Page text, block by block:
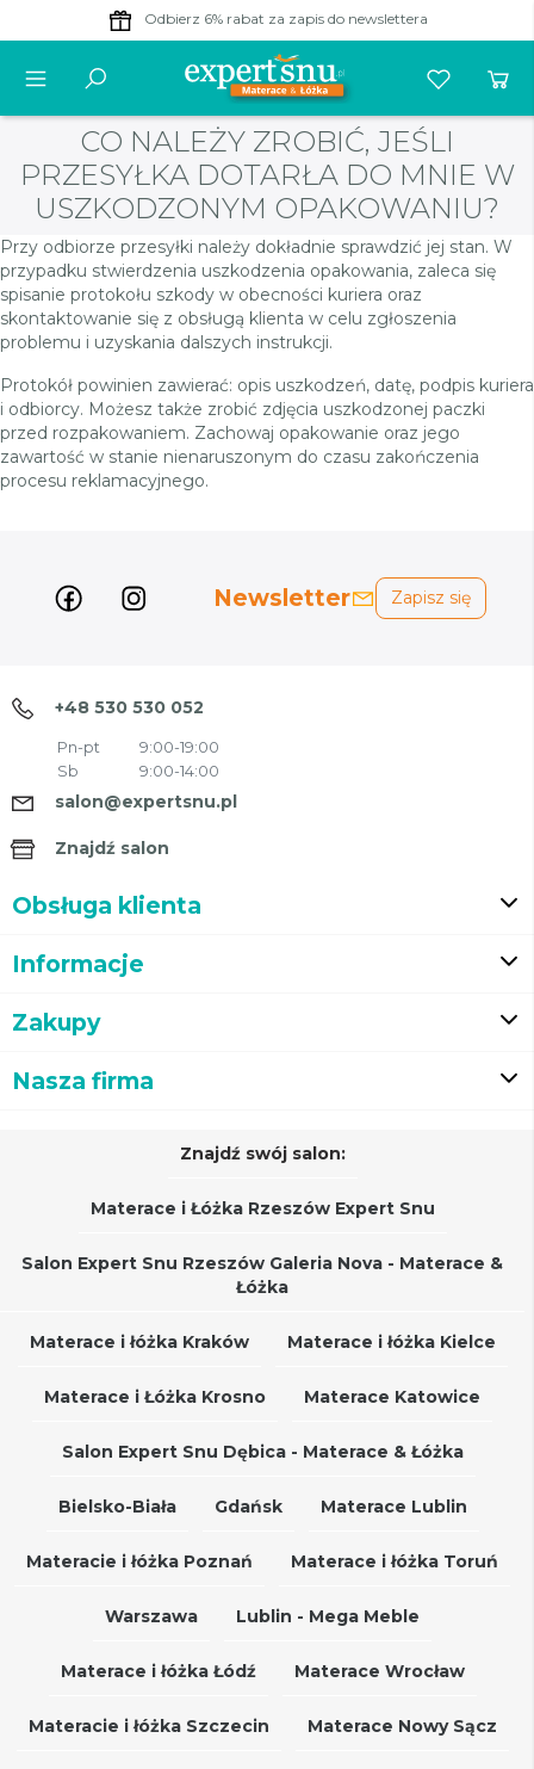
Odbierz 6% rabat za zapis do newslettera
CO NALEŻY ZROBIĆ, JEŚLI
PRZESYŁKA DOTARŁA DO MNIE W
USZKODZONYM OPAKOWANIU?
Przy odbiorze przesyłki należy dokładnie sprawdzić jej stan. W
przypadku stwierdzenia uszkodzenia opakowania, zaleca się
spisanie protokołu szkody w obecności kuriera oraz
skontaktowanie się z obsługą klienta w celu zgłoszenia
problemu i uzyskania dalszych instrukcji.
Protokół powinien zawierać: opis uszkodzeń, datę, podpis kuriera
i odbiorcy. Możesz także zrobić zdjęcia uszkodzonej paczki
przed rozpakowaniem. Zachowaj opakowanie oraz jego
zawartość w stanie nienaruszonym do czasu zakończenia
procesu reklamacyjnego.
Newsletter Zapisz się
+48 530 530 052
Pn-pt
9:00-19:00
Sb
9:00-14:00
salon@expertsnu.pl
Znajdź salon
Obsługa klienta
Informacje
Zakupy
Nasza firma
Znajdź swój salon:
Materace i Łóżka Rzeszów Expert Snu
Salon Expert Snu Rzeszów Galeria Nova - Materace &
Łóżka
Materace i łóżka Kraków Materace i łóżka Kielce
Materace i Łóżka Krosno Materace Katowice
Salon Expert Snu Dębica - Materace & Łóżka
Bielsko-Biała Gdańsk Materace Lublin
Materacie i łóżka Poznań Materace i łóżka Toruń
Warszawa Lublin - Mega Meble
Materace i łóżka Łódź Materace Wrocław
Materacie i łóżka Szczecin Materace Nowy Sącz